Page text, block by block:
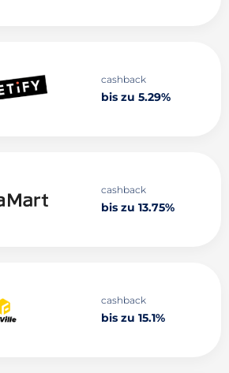
cashback
bis zu 5.29%
cashback
bis zu 13.75%
cashback
bis zu 15.1%